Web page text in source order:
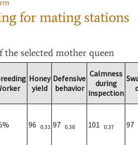
for mating stations
the selected mother queen
Honey
yield
Defensive
behavior
Calmness
during
inspection
96 0.31 97 0.38 101 0.37 97